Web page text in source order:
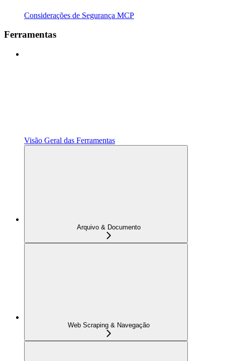
Considerações de Segurança MCP
Ferramentas
Visão Geral das Ferramentas
Arquivo & Documento
Web Scraping & Navegação